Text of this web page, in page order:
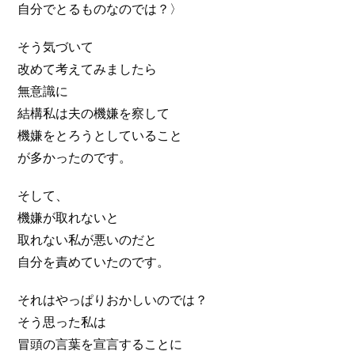
自分でとるものなのでは？〉
そう気づいて
改めて考えてみましたら
無意識に
結構私は夫の機嫌を察して
機嫌をとろうとしていること
が多かったのです。
そして、
機嫌が取れないと
取れない私が悪いのだと
自分を責めていたのです。
それはやっぱりおかしいのでは？
そう思った私は
冒頭の言葉を宣言することに